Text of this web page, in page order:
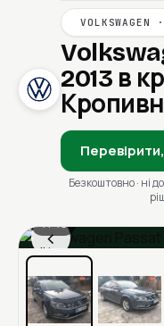
VOLKSWAGEN
2013 в
Безкоштовно · ні
‹
1 / 13
Ціна в місяць